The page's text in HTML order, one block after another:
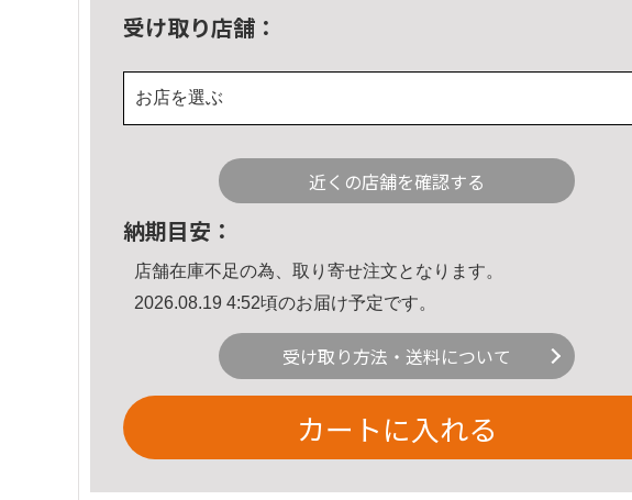
受け取り店舗：
お店を選ぶ
近くの店舗を確認する
納期目安：
店舗在庫不足の為、取り寄せ注文となります。
2026.08.19 4:52頃のお届け予定です。
受け取り方法・送料について
カートに入れる